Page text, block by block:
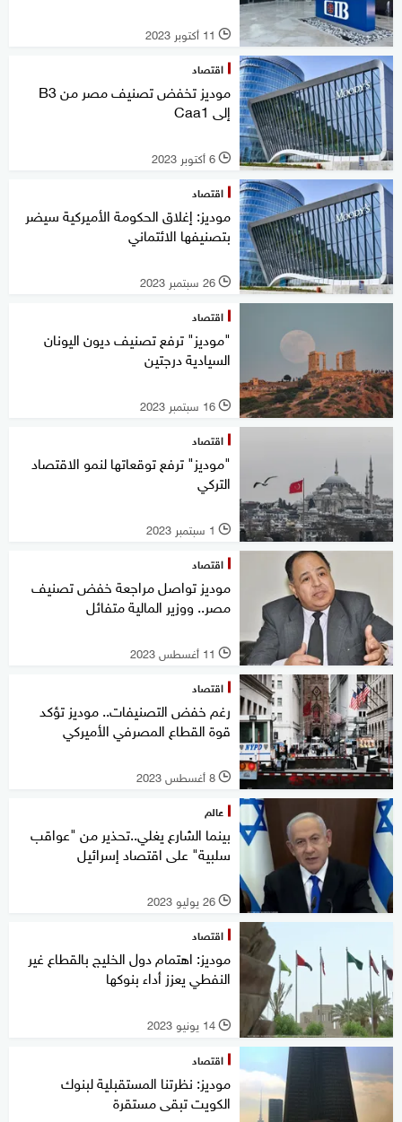
l 11 أكتوبر 2023
اقتصاد
موديز تخفض تصنيف مصر من B3
إلى Caa1
l 6 أكتوبر 2023
اقتصاد
موديز: إغلاق الحكومة الأميركية سيضر
بتصنيفها الائتماني
l 26 سبتمبر 2023
اقتصاد
"موديز" ترفع تصنيف ديون اليونان
السيادية درجتين
l 16 سبتمبر 2023
اقتصاد
"موديز" ترفع توقعاتها لنمو الاقتصاد
التركي
l 1 سبتمبر 2023
اقتصاد
موديز تواصل مراجعة خفض تصنيف
مصر.. ووزير المالية متفائل
l 11 أغسطس 2023
اقتصاد
رغم خفض التصنيفات.. موديز تؤكد
قوة القطاع المصرفي الأميركي
l 8 أغسطس 2023
عالم
بينما الشارع يغلي..تحذير من "عواقب
سلبية" على اقتصاد إسرائيل
l 26 يوليو 2023
اقتصاد
موديز: اهتمام دول الخليج بالقطاع غير
النفطي يعزز أداء بنوكها
l 14 يونيو 2023
اقتصاد
موديز: نظرتنا المستقبلية لبنوك
الكويت تبقى مستقرة